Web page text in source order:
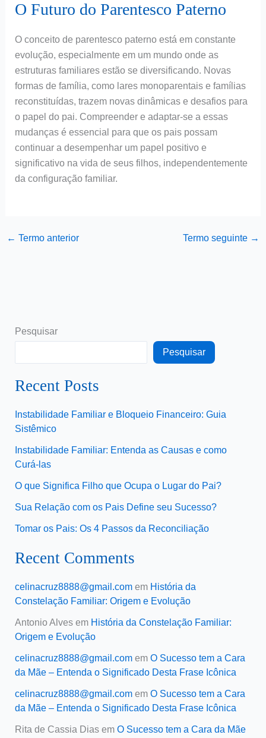
O Futuro do Parentesco Paterno
O conceito de parentesco paterno está em constante
evolução, especialmente em um mundo onde as
estruturas familiares estão se diversificando. Novas
formas de família, como lares monoparentais e famílias
reconstituídas, trazem novas dinâmicas e desafios para
o papel do pai. Compreender e adaptar-se a essas
mudanças é essencial para que os pais possam
continuar a desempenhar um papel positivo e
significativo na vida de seus filhos, independentemente
da configuração familiar.
← Termo anterior Termo seguinte →
Pesquisar
Pesquisar
Recent Posts
Instabilidade Familiar e Bloqueio Financeiro: Guia
Sistêmico
Instabilidade Familiar: Entenda as Causas e como
Curá-las
O que Significa Filho que Ocupa o Lugar do Pai?
Sua Relação com os Pais Define seu Sucesso?
Tomar os Pais: Os 4 Passos da Reconciliação
Recent Comments
celinacruz8888@gmail.comem História da
Constelação Familiar: Origem e Evolução
Antonio Alvesem História da Constelação Familiar:
Origem e Evolução
celinacruz8888@gmail.comem O Sucesso tem a Cara
da Mãe – Entenda o Significado Desta Frase Icônica
celinacruz8888@gmail.comem O Sucesso tem a Cara
da Mãe – Entenda o Significado Desta Frase Icônica
Rita de Cassia Diasem O Sucesso tem a Cara da Mãe